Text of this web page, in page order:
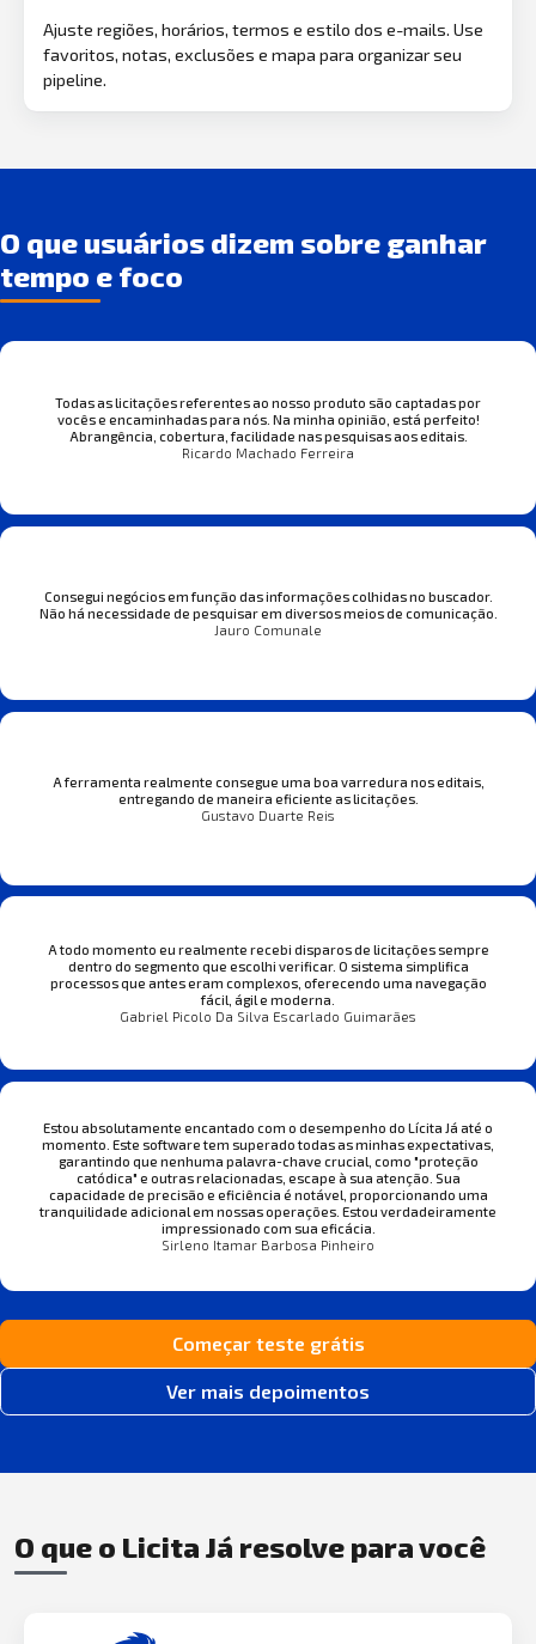
Ajuste regiões, horários, termos e estilo dos e-mails. Use
favoritos, notas, exclusões e mapa para organizar seu
pipeline.
O que usuários dizem sobre ganhar
tempo e foco
Todas as licitações referentes ao nosso produto são captadas por
vocês e encaminhadas para nós. Na minha opinião, está perfeito!
Abrangência, cobertura, facilidade nas pesquisas aos editais.
Ricardo Machado Ferreira
Consegui negócios em função das informações colhidas no buscador.
Não há necessidade de pesquisar em diversos meios de comunicação.
Jauro Comunale
A ferramenta realmente consegue uma boa varredura nos editais,
entregando de maneira eficiente as licitações.
Gustavo Duarte Reis
A todo momento eu realmente recebi disparos de licitações sempre
dentro do segmento que escolhi verificar. O sistema simplifica
processos que antes eram complexos, oferecendo uma navegação
fácil, ágil e moderna.
Gabriel Picolo Da Silva Escarlado Guimarães
Estou absolutamente encantado com o desempenho do Lícita Já até o
momento. Este software tem superado todas as minhas expectativas,
garantindo que nenhuma palavra-chave crucial, como "proteção
catódica" e outras relacionadas, escape à sua atenção. Sua
capacidade de precisão e eficiência é notável, proporcionando uma
tranquilidade adicional em nossas operações. Estou verdadeiramente
impressionado com sua eficácia.
Sirleno Itamar Barbosa Pinheiro
Começar teste grátis
Ver mais depoimentos
O que o Licita Já resolve para você